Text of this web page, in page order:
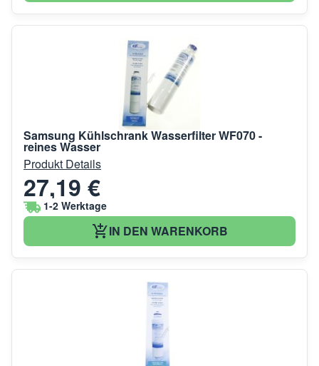
Samsung Kühlschrank Wasserfilter WF070 -
reines Wasser
Produkt Details
27,19 €
1-2 Werktage
IN DEN WARENKORB